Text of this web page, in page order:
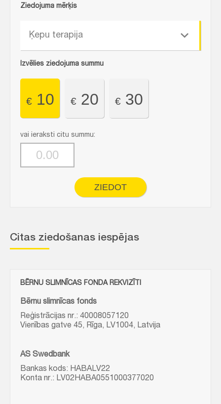
Ziedojuma mērķis
Ķepu terapija
Izvēlies ziedojuma summu
€ 10 € 20 € 30
vai ieraksti citu summu:
ZIEDOT
Citas ziedošanas iespējas
BĒRNU SLIMNĪCAS FONDA REKVIZĪTI
Bērnu slimnīcas fonds
Reģistrācijas nr.: 40008057120
Vienības gatve 45, Rīga, LV1004, Latvija
AS Swedbank
Bankas kods: HABALV22
Konta nr.: LV02HABA0551000377020